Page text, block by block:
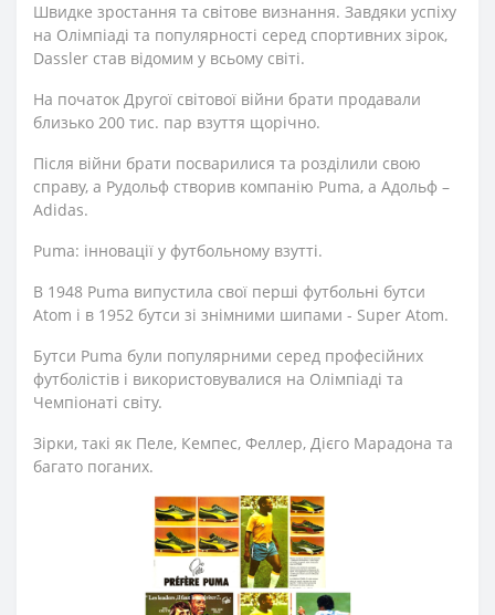
Швидке зростання та світове визнання. Завдяки успіху
на Олімпіаді та популярності серед спортивних зірок,
Dassler став відомим у всьому світі.
На початок Другої світової війни брати продавали
близько 200 тис. пар взуття щорічно.
Після війни брати посварилися та розділили свою
справу, а Рудольф створив компанію Puma, а Адольф –
Adidas.
Puma: інновації у футбольному взутті.
В 1948 Puma випустила свої перші футбольні бутси
Atom і в 1952 бутси зі знімними шипами - Super Atom.
Бутси Puma були популярними серед професійних
футболістів і використовувалися на Олімпіаді та
Чемпіонаті світу.
Зірки, такі як Пеле, Кемпес, Феллер, Дієго Марадона та
багато поганих.